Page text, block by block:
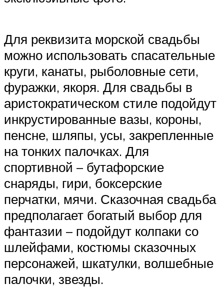
Для реквизита морской свадьбы
можно использовать спасательные
круги, канаты, рыболовные сети,
фуражки, якоря. Для свадьбы в
аристократическом стиле подойдут
инкрустированные вазы, короны,
пенсне, шляпы, усы, закрепленные
на тонких палочках. Для
спортивной – бутафорские
снаряды, гири, боксерские
перчатки, мячи. Сказочная свадьба
предполагает богатый выбор для
фантазии – подойдут колпаки со
шлейфами, костюмы сказочных
персонажей, шкатулки, волшебные
палочки, звезды.